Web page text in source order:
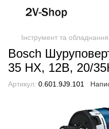
Інструмент та обладнання
Bosch
35 HX, 12В, 20/
Артикул: 0.601.9J9.101